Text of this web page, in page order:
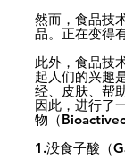
然而，食品技
品。正在变得
此外，食品技
起人们的兴趣
经、皮肤、帮
因此，进行了
物（
1.没食子酸（